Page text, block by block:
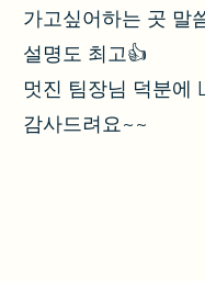
가고싶어하는 곳 말
설명도 최고👍
멋진 팀장님 덕분에
감사드려요~~